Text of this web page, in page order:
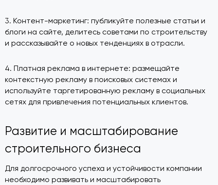
3. Контент-маркетинг: публикуйте полезные статьи и
блоги на сайте, делитесь советами по строительству
и рассказывайте о новых тенденциях в отрасли.
4. Платная реклама в интернете: размещайте
контекстную рекламу в поисковых системах и
используйте таргетированную рекламу в социальных
сетях для привлечения потенциальных клиентов.
Развитие и масштабирование
строительного бизнеса
Для долгосрочного успеха и устойчивости компании
необходимо развивать и масштабировать